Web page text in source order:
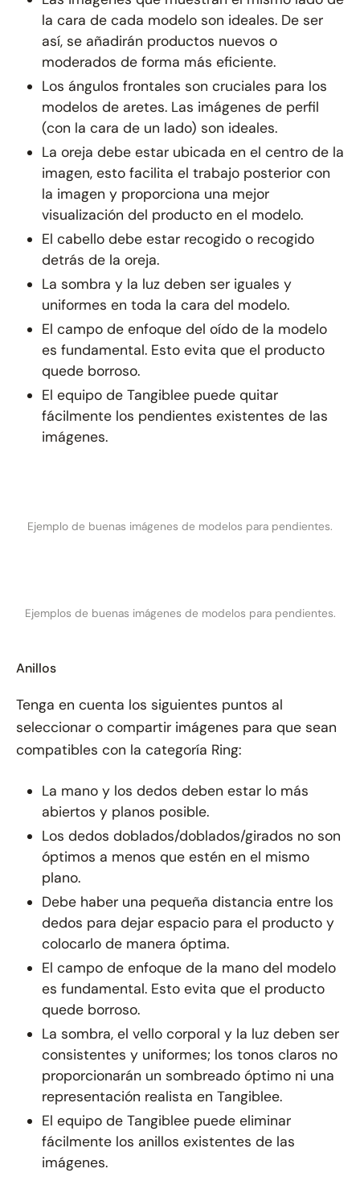
la cara de cada modelo son ideales. De ser
así, se añadirán productos nuevos o
moderados de forma más eficiente.
Los ángulos frontales son cruciales para los
modelos de aretes. Las imágenes de perfil
(con la cara de un lado) son ideales.
La oreja debe estar ubicada en el centro de la
imagen, esto facilita el trabajo posterior con
la imagen y proporciona una mejor
visualización del producto en el modelo.
El cabello debe estar recogido o recogido
detrás de la oreja.
La sombra y la luz deben ser iguales y
uniformes en toda la cara del modelo.
El campo de enfoque del oído de la modelo
es fundamental. Esto evita que el producto
quede borroso.
El equipo de Tangiblee puede quitar
fácilmente los pendientes existentes de las
imágenes.
Ejemplo de buenas imágenes de modelos para pendientes.
Ejemplos de buenas imágenes de modelos para pendientes.
Anillos
Tenga en cuenta los siguientes puntos al
seleccionar o compartir imágenes para que sean
compatibles con la categoría Ring:
La mano y los dedos deben estar lo más
abiertos y planos posible.
Los dedos doblados/doblados/girados no son
óptimos a menos que estén en el mismo
plano.
Debe haber una pequeña distancia entre los
dedos para dejar espacio para el producto y
colocarlo de manera óptima.
El campo de enfoque de la mano del modelo
es fundamental. Esto evita que el producto
quede borroso.
La sombra, el vello corporal y la luz deben ser
consistentes y uniformes; los tonos claros no
proporcionarán un sombreado óptimo ni una
representación realista en Tangiblee.
El equipo de Tangiblee puede eliminar
fácilmente los anillos existentes de las
imágenes.